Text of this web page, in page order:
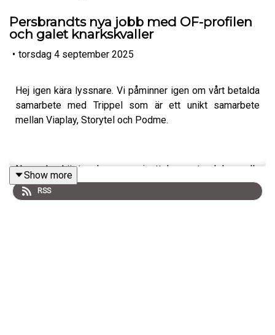
Persbrandts nya jobb med OF-profilen
och galet knarkskvaller
• torsdag 4 september 2025
Hej igen kära lyssnare. Vi påminner igen om vårt betalda
samarbete med Trippel som är ett unikt samarbete
mellan Viaplay, Storytel och Podme.
Nu under hösten kommer ni att kunna ta del av alla
spännande True Crime-poddar på podme och för er som
vill följa nya Paradise Hotel så säger rykten att denna
Show more
RSS